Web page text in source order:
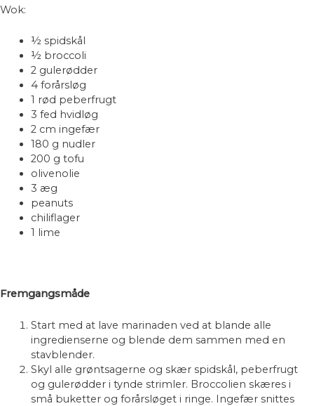
Wok:
½ spidskål
½ broccoli
2 gulerødder
4 forårsløg
1 rød peberfrugt
3 fed hvidløg
2 cm ingefær
180 g nudler
200 g tofu
olivenolie
3 æg
peanuts
chiliflager
1 lime
Fremgangsmåde
Start med at lave marinaden ved at blande alle
ingredienserne og blende dem sammen med en
stavblender.
Skyl alle grøntsagerne og skær spidskål, peberfrugt
og gulerødder i tynde strimler. Broccolien skæres i
små buketter og forårsløget i ringe. Ingefær snittes